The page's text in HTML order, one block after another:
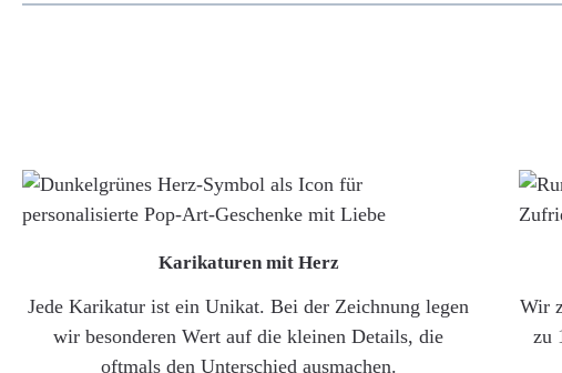
Karikaturen mit Herz
Jede Karikatur ist ein Unikat. Bei der Zeichnung legen
wir besonderen Wert auf die kleinen Details, die
oftmals den Unterschied ausmachen.
Wir
zu